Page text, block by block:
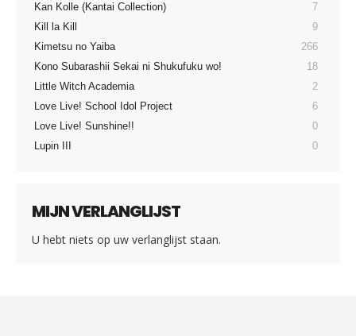
Kan Kolle (Kantai Collection)
7
Kill la Kill
9
Kimetsu no Yaiba
266
Kono Subarashii Sekai ni Shukufuku wo!
18
Little Witch Academia
2
Love Live! School Idol Project
6
Love Live! Sunshine!!
0
Lupin III
0
MIJN VERLANGLIJST
U hebt niets op uw verlanglijst staan.